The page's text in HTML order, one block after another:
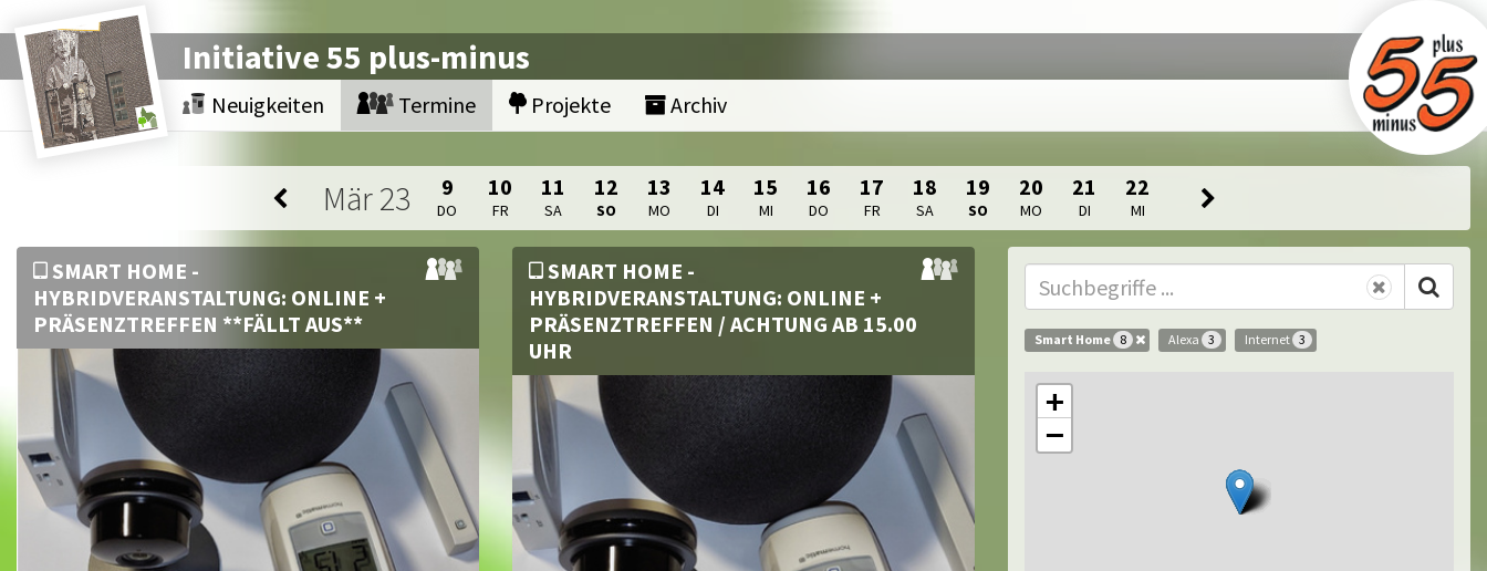
Initiative 55 plus-minus
Neuigkeiten Termine Projekte Archiv
Mär23 9
DO
10
FR
11
SA
12
SO
13
MO
14
DI
15
MI
16
DO
17
FR
18
SA
19
SO
20
MO
21
DI
22
MI
Smart Home 8 Alexa 3 Internet 3
+
−
SMART HOME -
HYBRIDVERANSTALTUNG: ONLINE +
PRÄSENZTREFFEN **FÄLLT AUS**
SMART HOME -
HYBRIDVERANSTALTUNG: ONLINE +
PRÄSENZTREFFEN / ACHTUNG AB 15.00
UHR